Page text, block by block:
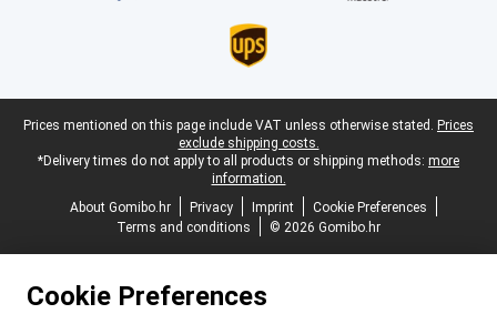
Legal footer
Prices mentioned on this page include VAT unless otherwise stated. Prices
exclude shipping costs.
*Delivery times do not apply to all products or shipping methods: more
information.
About Gomibo.hr
Privacy Imprint
Cookie Preferences
Terms and conditions
© 2026 Gomibo.hr
Cookie Preferences